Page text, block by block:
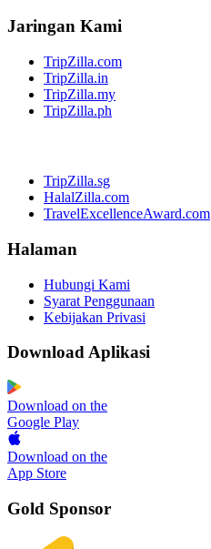
Jaringan Kami
TripZilla.com
TripZilla.in
TripZilla.my
TripZilla.ph
TripZilla.sg
HalalZilla.com
TravelExcellenceAward.com
Halaman
Hubungi Kami
Syarat Penggunaan
Kebijakan Privasi
Download Aplikasi
Download on the
Google Play
Download on the
App Store
Gold Sponsor